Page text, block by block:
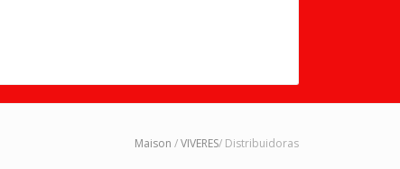
Maison /VIVERES/ Distribuidoras